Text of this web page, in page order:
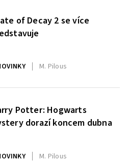
of Decay 2 se více
M. Pilous
Potter: Hogwarts
dorazí koncem dubna
M. Pilous